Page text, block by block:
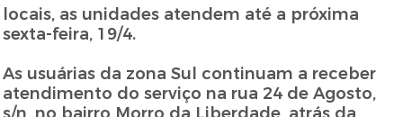
locais, as unidades atendem até a próxima
sexta-feira, 19/4.
As usuárias da zona Sul continuam a receber
atendimento do serviço na rua 24 de Agosto,